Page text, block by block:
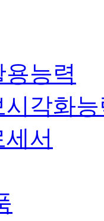
능력
시각화
서